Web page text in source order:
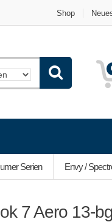
Shop
Serien Envy /
7 Aero 13-